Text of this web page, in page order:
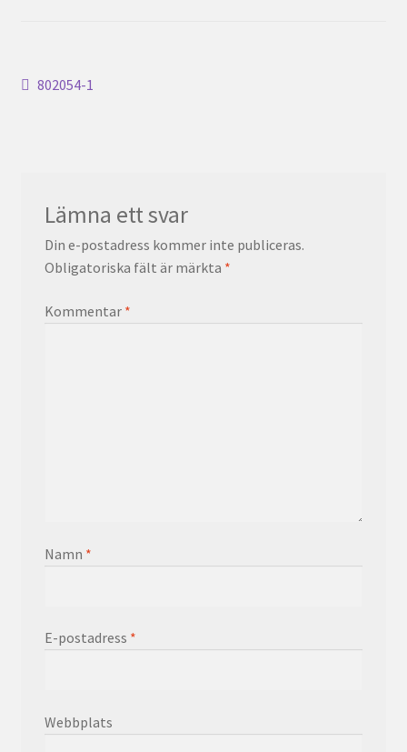
Inläggsnavigering
Föregående
802054-1
Lämna ett svar
Din e-postadress kommer inte publiceras.
Obligatoriska fält är märkta *
Kommentar *
Namn *
E-postadress *
Webbplats